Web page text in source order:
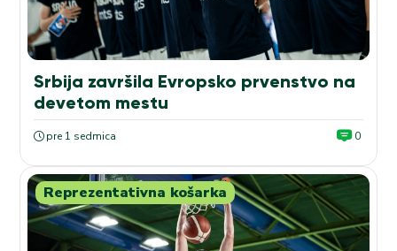
Srbija završila Evropsko prvenstvo na
devetom mestu
pre 1 sedmica 0
Reprezentativna košarka